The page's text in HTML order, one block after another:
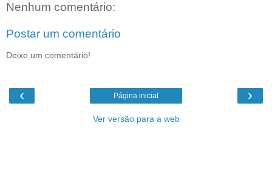
Nenhum comentário:
Postar um comentário
Deixe um comentário!
‹ ›
Página inicial
Ver versão para a web